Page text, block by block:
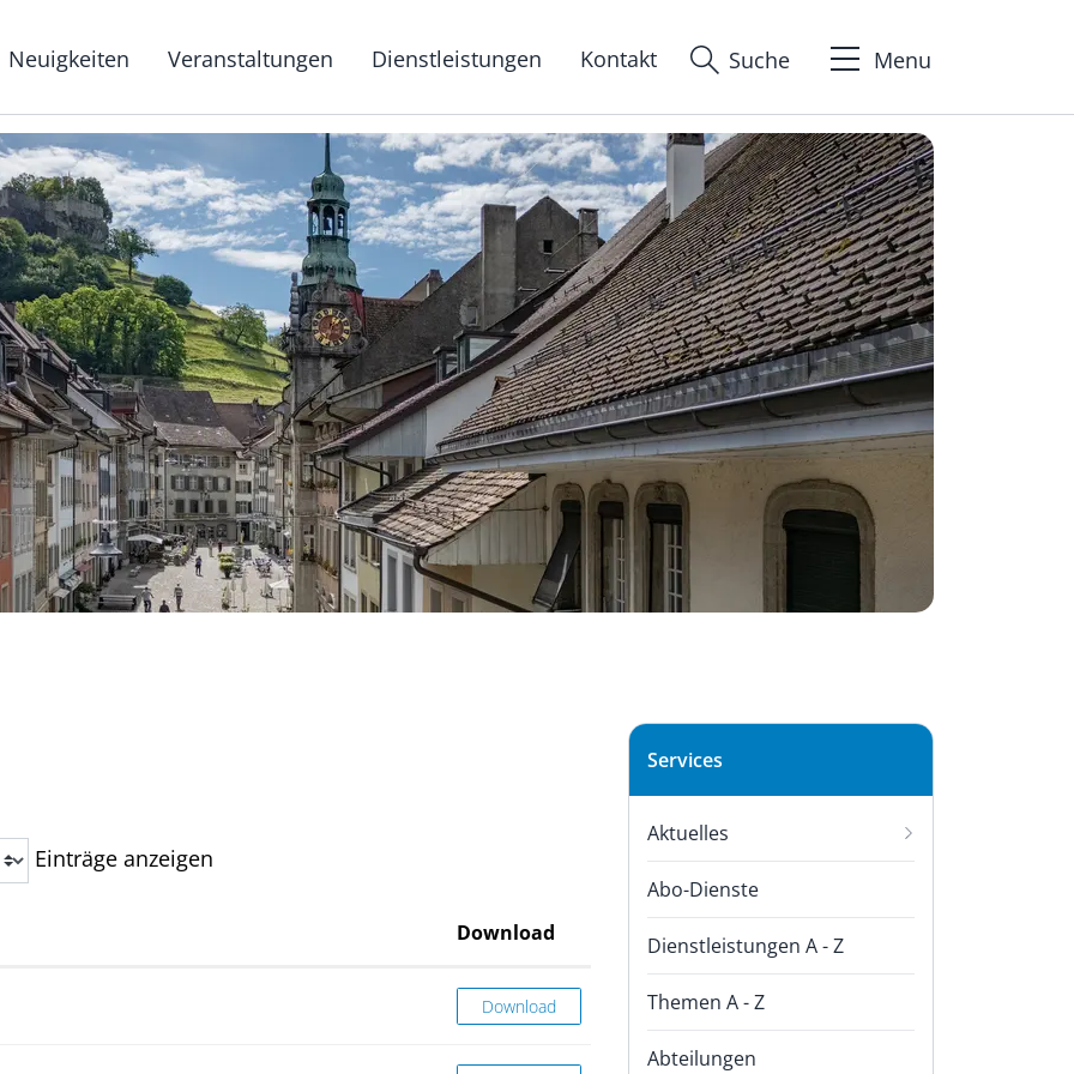
Hauptnavigation
Neuigkeiten Veranstaltungen Dienstleistungen Kontakt Suche Menu
Subnavigation
Services
Aktuelles
Abo-Dienste
Dienstleistungen A - Z
Themen A - Z
Abteilungen
Einträge anzeigen
Download
Abfallreglement
Download